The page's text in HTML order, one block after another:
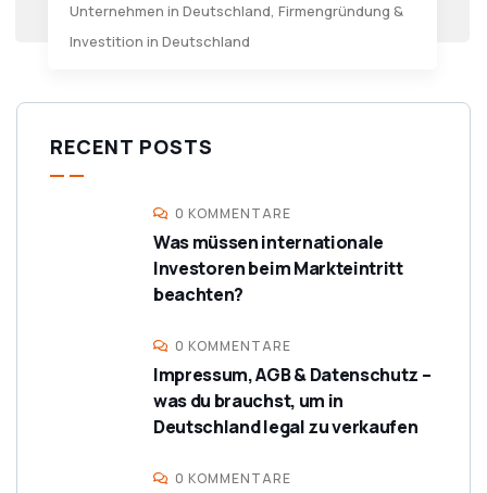
Unternehmen in Deutschland, Firmengründung &
Investition in Deutschland
RECENT POSTS
0 KOMMENTARE
Was müssen internationale
Investoren beim Markteintritt
beachten?
0 KOMMENTARE
Impressum, AGB & Datenschutz –
was du brauchst, um in
Deutschland legal zu verkaufen
0 KOMMENTARE